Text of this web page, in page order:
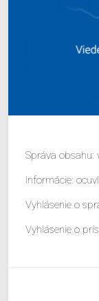
Správa obsahu:
Informácie:
Vyhlásenie o
Vyhlásenie o